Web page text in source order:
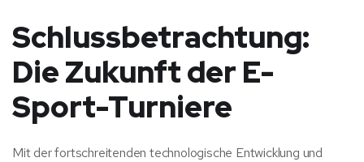
Schlussbetrachtung:
Die Zukunft der E-
Sport-Turniere
Mit der fortschreitenden technologische Entwicklung und